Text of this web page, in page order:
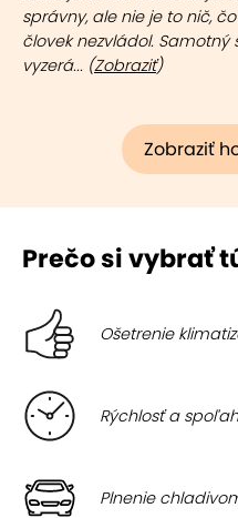
správny, ale nie je to nič,
človek nezvládol. Samotný
vyzerá... (Zobraziť)
Zobraziť
Prečo si vybrať
Ošetrenie
Rýchlosť a
Plnenie